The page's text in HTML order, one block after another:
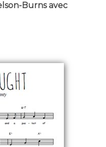
Burns avec